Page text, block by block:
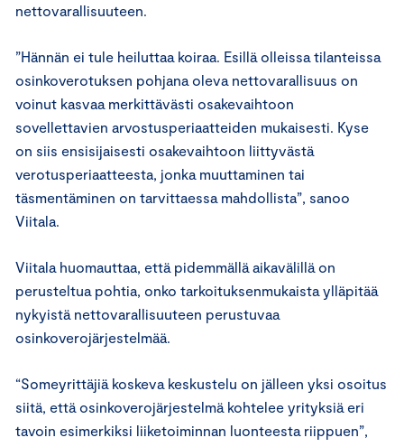
nettovarallisuuteen.
”Hännän ei tule heiluttaa koiraa. Esillä olleissa tilanteissa
osinkoverotuksen pohjana oleva nettovarallisuus on
voinut kasvaa merkittävästi osakevaihtoon
sovellettavien arvostusperiaatteiden mukaisesti. Kyse
on siis ensisijaisesti osakevaihtoon liittyvästä
verotusperiaatteesta, jonka muuttaminen tai
täsmentäminen on tarvittaessa mahdollista”, sanoo
Viitala.
Viitala huomauttaa, että pidemmällä aikavälillä on
perusteltua pohtia, onko tarkoituksenmukaista ylläpitää
nykyistä nettovarallisuuteen perustuvaa
osinkoverojärjestelmää.
“Someyrittäjiä koskeva keskustelu on jälleen yksi osoitus
siitä, että osinkoverojärjestelmä kohtelee yrityksiä eri
tavoin esimerkiksi liiketoiminnan luonteesta riippuen”,